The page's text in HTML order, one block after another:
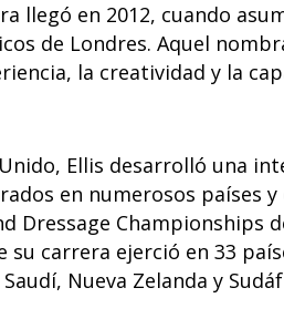
llegó en 2012, cuando
de Londres. Aquel
la creatividad y la
Ellis desarrolló una
en numerosos países
Dressage Championships
su carrera ejerció en 33
Nueva Zelanda y